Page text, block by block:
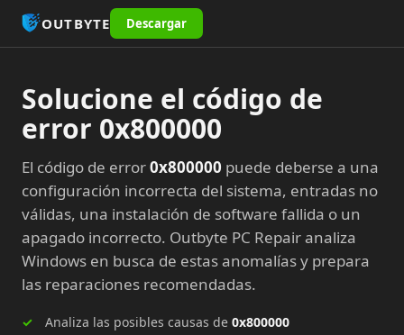
OUTBYTE Descargar
Solucione el código de
error 0x800000
El código de error0x800000 puede deberse a una
configuración incorrecta del sistema, entradas no
válidas, una instalación de software fallida o un
apagado incorrecto. Outbyte PC Repair analiza
Windows en busca de estas anomalías y prepara
las reparaciones recomendadas.
Analiza las posibles causas de 0x800000